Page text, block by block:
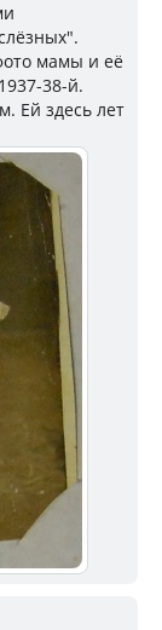
мамы и её
38-й.
Ей здесь лет